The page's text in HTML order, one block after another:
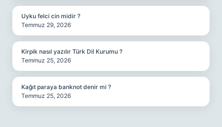
Uyku felci cin midir ?
Temmuz 29, 2026
Kirpik nasıl yazılır Türk Dil Kurumu ?
Temmuz 25, 2026
Kağıt paraya banknot denir mi ?
Temmuz 25, 2026